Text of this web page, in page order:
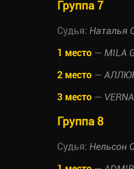
Группа 7
Судья: Наталья
1 место — MILA
2 место —
3 место — VERNA
Группа 8
Судья: Нельсон